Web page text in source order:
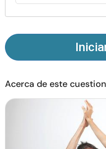
nosotros
© Copyright 2026.
Acerca de este